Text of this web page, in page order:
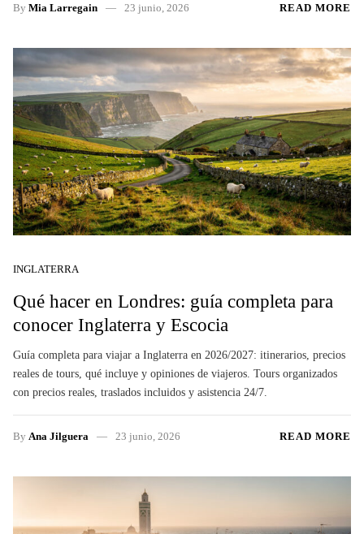
By Mia Larregain 23 junio, 2026 READ MORE
INGLATERRA
Qué hacer en Londres: guía completa para
conocer Inglaterra y Escocia
Guía completa para viajar a Inglaterra en 2026/2027: itinerarios, precios
reales de tours, qué incluye y opiniones de viajeros. Tours organizados
con precios reales, traslados incluidos y asistencia 24/7.
By Ana Jilguera 23 junio, 2026 READ MORE